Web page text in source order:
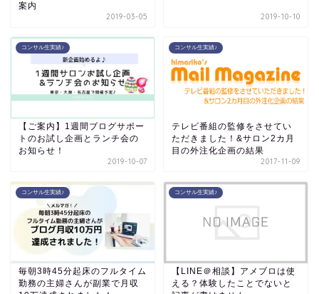
案内
2019-03-05 2019-10-10
コンサル生実績♪
【ご案内】1週間ブログサポー
トのお試し企画とランチ会の
お知らせ！
2019-10-07
コンサル生実績♪
テレビ番組の監修をさせてい
ただきました！&サロン2カ月
目の外注化企画の結果
2017-11-09
コンサル生実績♪
毎朝3時45分起床のフルタイム
勤務の主婦さんが副業で月収
コンサル生実績♪
【LINE＠相談】アメブロは使
える？体験したことでないと